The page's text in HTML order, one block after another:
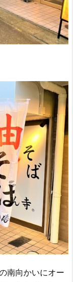
南向かいにオー